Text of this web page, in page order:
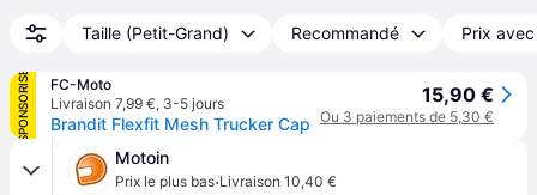
Taille (Petit-Grand) Recommandé Prix
SPONSORISÉ
FC-Moto
Livraison 7,99 €, 3-5 jours
Brandit Flexfit Mesh Trucker Cap
15,90 €
Ou 3 paiements de 5,30 €
Motoin
Prix le plus bas·Livraison 10,40 €